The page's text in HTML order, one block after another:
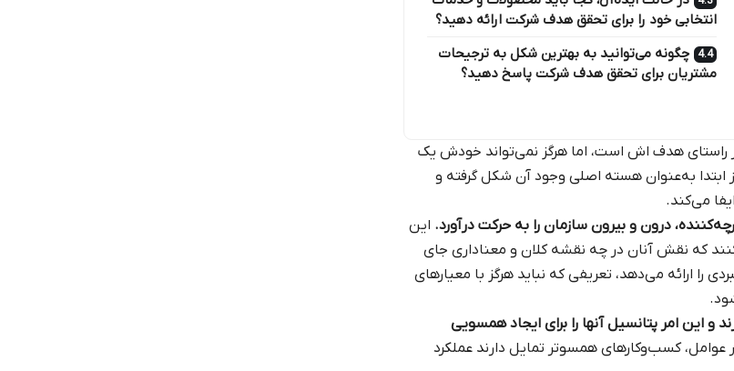
انتخابی خود را برای تحقق هدف شرکت ارائه دهید؟
چگونه می‌توانید به بهترین شکل به ترجیحات
مشتریان برای تحقق هدف شرکت پاسخ دهید؟
راستای هدف اش است، اما هرگز نمی‌تواند خودش یک
به‌عنوان هسته اصلی وجود آن شکل گرفته و
می‌کند.
درون و بیرون سازمان را به حرکت درآورد. این
که نقش آنان در چه نقشه کلان و معناداری جای
ارائه می‌دهد، تعریفی که نباید هرگز با معیارهای
این امر پتانسیل آنها را برای ایجاد همسویی
عوامل، کسب‌وکارهای همسوتر تمایل دارند عملکرد